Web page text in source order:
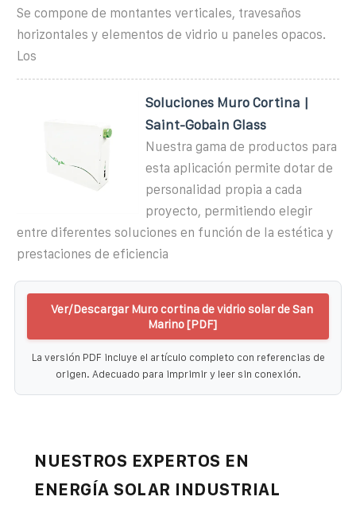
Se compone de montantes verticales, travesaños
horizontales y elementos de vidrio u paneles opacos.
Los
Soluciones Muro Cortina |
Saint-Gobain Glass
Nuestra gama de productos para
esta aplicación permite dotar de
personalidad propia a cada
proyecto, permitiendo elegir
entre diferentes soluciones en función de la estética y
prestaciones de eficiencia
Ver/Descargar Muro cortina de vidrio solar de San
Marino [PDF]
La versión PDF incluye el artículo completo con referencias de
origen. Adecuado para imprimir y leer sin conexión.
NUESTROS EXPERTOS EN
ENERGÍA SOLAR INDUSTRIAL